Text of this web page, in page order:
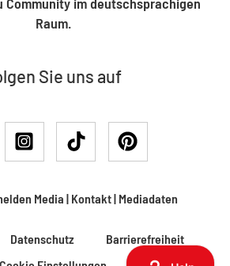
Raum.
Sie uns auf
Media | Kontakt| Mediadaten
Datenschutz
Barrierefreiheit